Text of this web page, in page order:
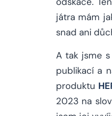
játra mám
snad ani
A tak jsme
publikací a
produktu
2023 na